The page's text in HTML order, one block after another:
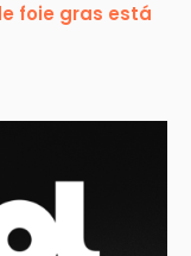
foie gras está